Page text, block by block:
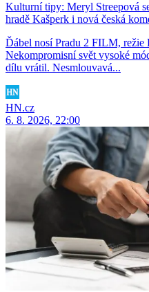
Kulturní tipy: Meryl Streepová
hradě Kašperk i nová česká
Ďábel nosí Pradu 2 FILM,
Nekompromisní svět vysoké
dílu vrátil. Nesmlouvavá...
HN.cz
6. 8. 2026, 22:00